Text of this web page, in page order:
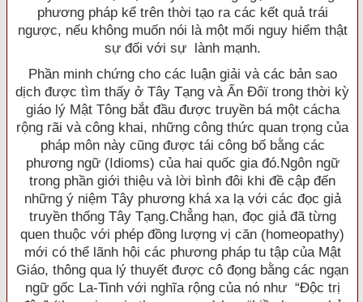
phương pháp kể trên thời tạo ra các kết quả trái
ngược, nếu không muốn nói là một mối nguy hiểm thật
sự đối với sự lành mạnh.
Phần minh chứng cho các luận giải và các bản sao
dịch được tìm thấy ở Tây Tạng và Ấn Ðôï trong thời kỳ
giáo lý Mật Tông bắt đầu được truyền bá một cácha
rộng rãi và công khai, những công thức quan trọng của
pháp môn này cũng được tái công bố bằng các
phương ngữ (Idioms) của hai quốc gia đó.Ngôn ngữ
trong phần giới thiệu và lời bình đôi khi đề cập đến
những ý niệm Tây phương khá xa lạ với các đọc giả
truyền thống Tây Tạng.Chẳng hạn, đọc giả đã từng
quen thuộc với phép đồng lượng vị căn (homeopathy)
mới có thể lãnh hội các phương pháp tu tập của Mật
Giáo, thông qua lý thuyết được cô đọng bằng các ngạn
ngữ gốc La-Tinh với nghĩa rộng của nó như “Ðộc trị